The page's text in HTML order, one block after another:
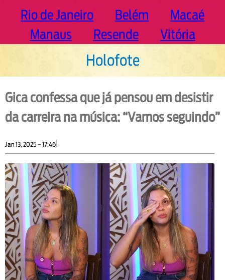
Rio de Janeiro Belém
Macaé
Manaus
Resende Vitória
Holofote
Gica confessa que já pensou em desistir
da carreira na música: “Vamos seguindo”
Jan 13, 2025 – 17:46